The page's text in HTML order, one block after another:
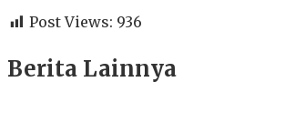
Post Views: 936
Berita Lainnya